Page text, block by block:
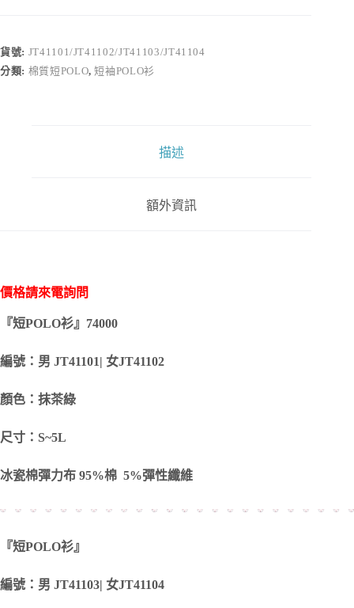
貨號: JT41101/JT41102/JT41103/JT41104
分類: 棉質短POLO,短袖POLO衫
描述
額外資訊
價格請來電詢問
『短POLO衫』74000
編號：男 JT41101| 女JT41102
顏色：抹茶綠
尺寸：S~5L
冰瓷棉彈力布 95%棉 5%彈性纖維
『短POLO衫』
編號：男 JT41103| 女JT41104